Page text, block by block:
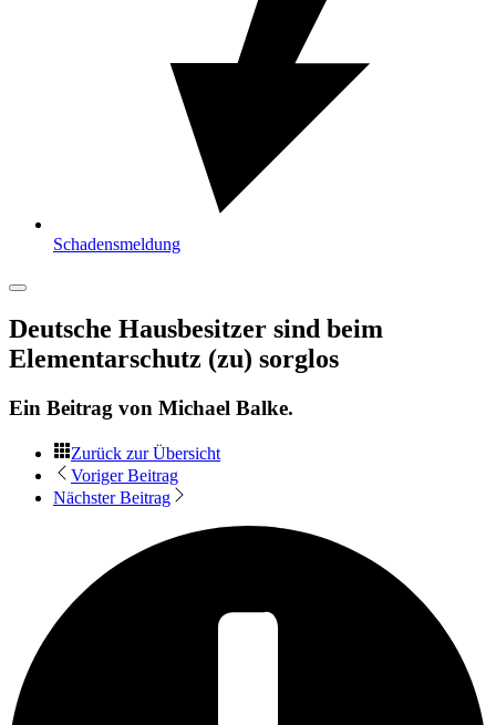
Schadensmeldung
Deutsche Hausbesitzer sind beim
Elementarschutz (zu) sorglos
Ein Beitrag von Michael Balke.
Zurück zur Übersicht
Voriger Beitrag
Nächster Beitrag